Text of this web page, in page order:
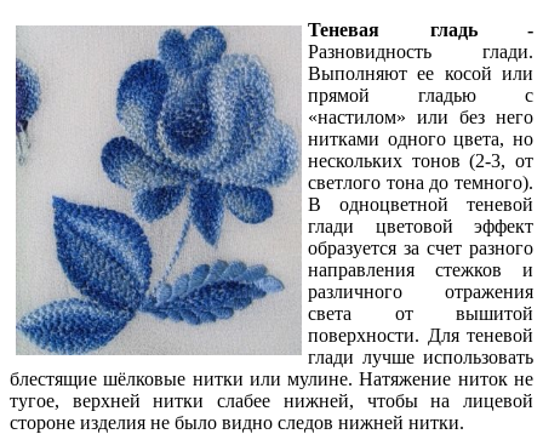
Теневая гладь -
Разновидность глади.
Выполняют ее косой или
прямой гладью с
«настилом» или без него
нитками одного цвета, но
нескольких тонов (2-3, от
светлого тона до темного).
В одноцветной теневой
глади цветовой эффект
образуется за счет разного
направления стежков и
различного отражения
света от вышитой
поверхности. Для теневой
глади лучше использовать
блестящие шёлковые нитки или мулине. Натяжение ниток не
тугое, верхней нитки слабее нижней, чтобы на лицевой
стороне изделия не было видно следов нижней нитки.